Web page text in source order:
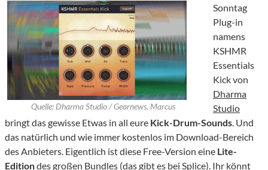
Quelle: Dharma Studio / Gearnews, Marcus
Sonntag
Plug-in
namens
KSHMR
Essentials
Kick von
Dharma
Studio
bringt das gewisse Etwas in all eure Kick-Drum-Sounds. Und
das natürlich und wie immer kostenlos im Download-Bereich
des Anbieters. Eigentlich ist diese Free-Version eine Lite-
Editiondes großen Bundles (das gibt es bei Splice). Ihr könnt